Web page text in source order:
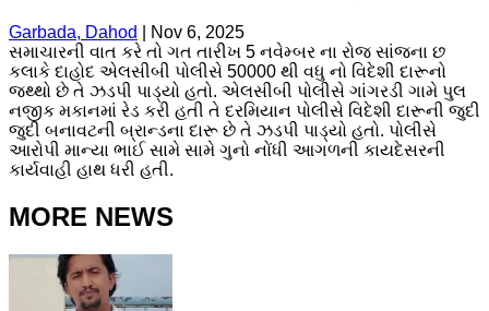
Garbada, Dahod
Nov 6, 2025
સમાચારની વાત કરે તો ગત તારીખ 5 નવેમ્બર ના રોજ સાંજના છ
કલાકે દાહોદ એલસીબી પોલીસે 50000 થી વધુ નો વિદેશી દારૂનો
જથ્થો છે તે ઝડપી પાડ્યો હતો. એલસીબી પોલીસે ગાંગરડી ગામે પુલ
નજીક મકાનમાં રેડ કરી હતી તે દરમિયાન પોલીસે વિદેશી દારૂની જુદી
જુદી બનાવટની બ્રાન્ડના દારૂ છે તે ઝડપી પાડ્યો હતો. પોલીસે
આરોપી માન્યા ભાઈ સામે સામે ગુનો નોંધી આગળની કાયદેસરની
કાર્યવાહી હાથ ધરી હતી.
MORE NEWS